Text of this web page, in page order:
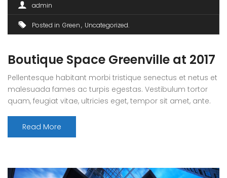
admin
Posted in Green Uncategorized
Boutique Space Greenville at 2017
Pellentesque habitant morbi tristique senectus et netus et
malesuada fames ac turpis egestas. Vestibulum tortor
quam, feugiat vitae, ultricies eget, tempor sit amet, ante.
ultricies mi vitae est. Mauris placerat eleifend leo. Quisque
sit amet est et sapien ullamcorper pharetra. Vestibulum
Read More